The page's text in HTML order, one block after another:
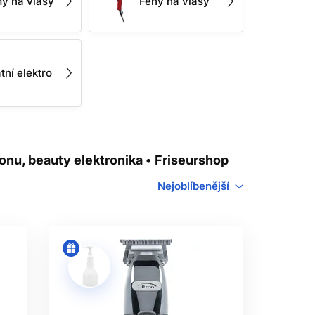
vlasy tahat a zhoršit přesnost.
bateriových modelů porovnávejte
krytem nebo přehřívajícím
a výměnou odnímatelných
čistěte způsobem, který povoluje
elektro
beauty elektronika • Friseurshop
Nejoblíbenější